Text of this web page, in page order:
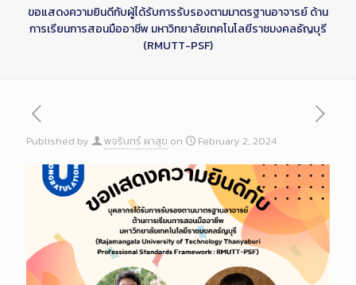
ขอแสดงความยินดีกับผู้ได้รับการรับรองตามมาตรฐานอาจารย์ ด้าน
การเรียนการสอนมืออาชีพ มหาวิทยาลัยเทคโนโลยีราชมงคลธัญบุรี
(RMUTT-PSF)
Published by พจรินทร์ ผาสุข on February 2, 2024